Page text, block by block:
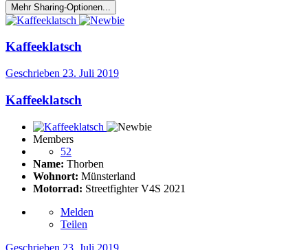
Mehr Sharing-Optionen...
Kaffeeklatsch
Geschrieben 23. Juli 2019
Kaffeeklatsch
Members
52
Name: Thorben
Wohnort: Münsterland
Motorrad: Streetfighter V4S 2021
Melden
Teilen
Geschrieben 23. Juli 2019